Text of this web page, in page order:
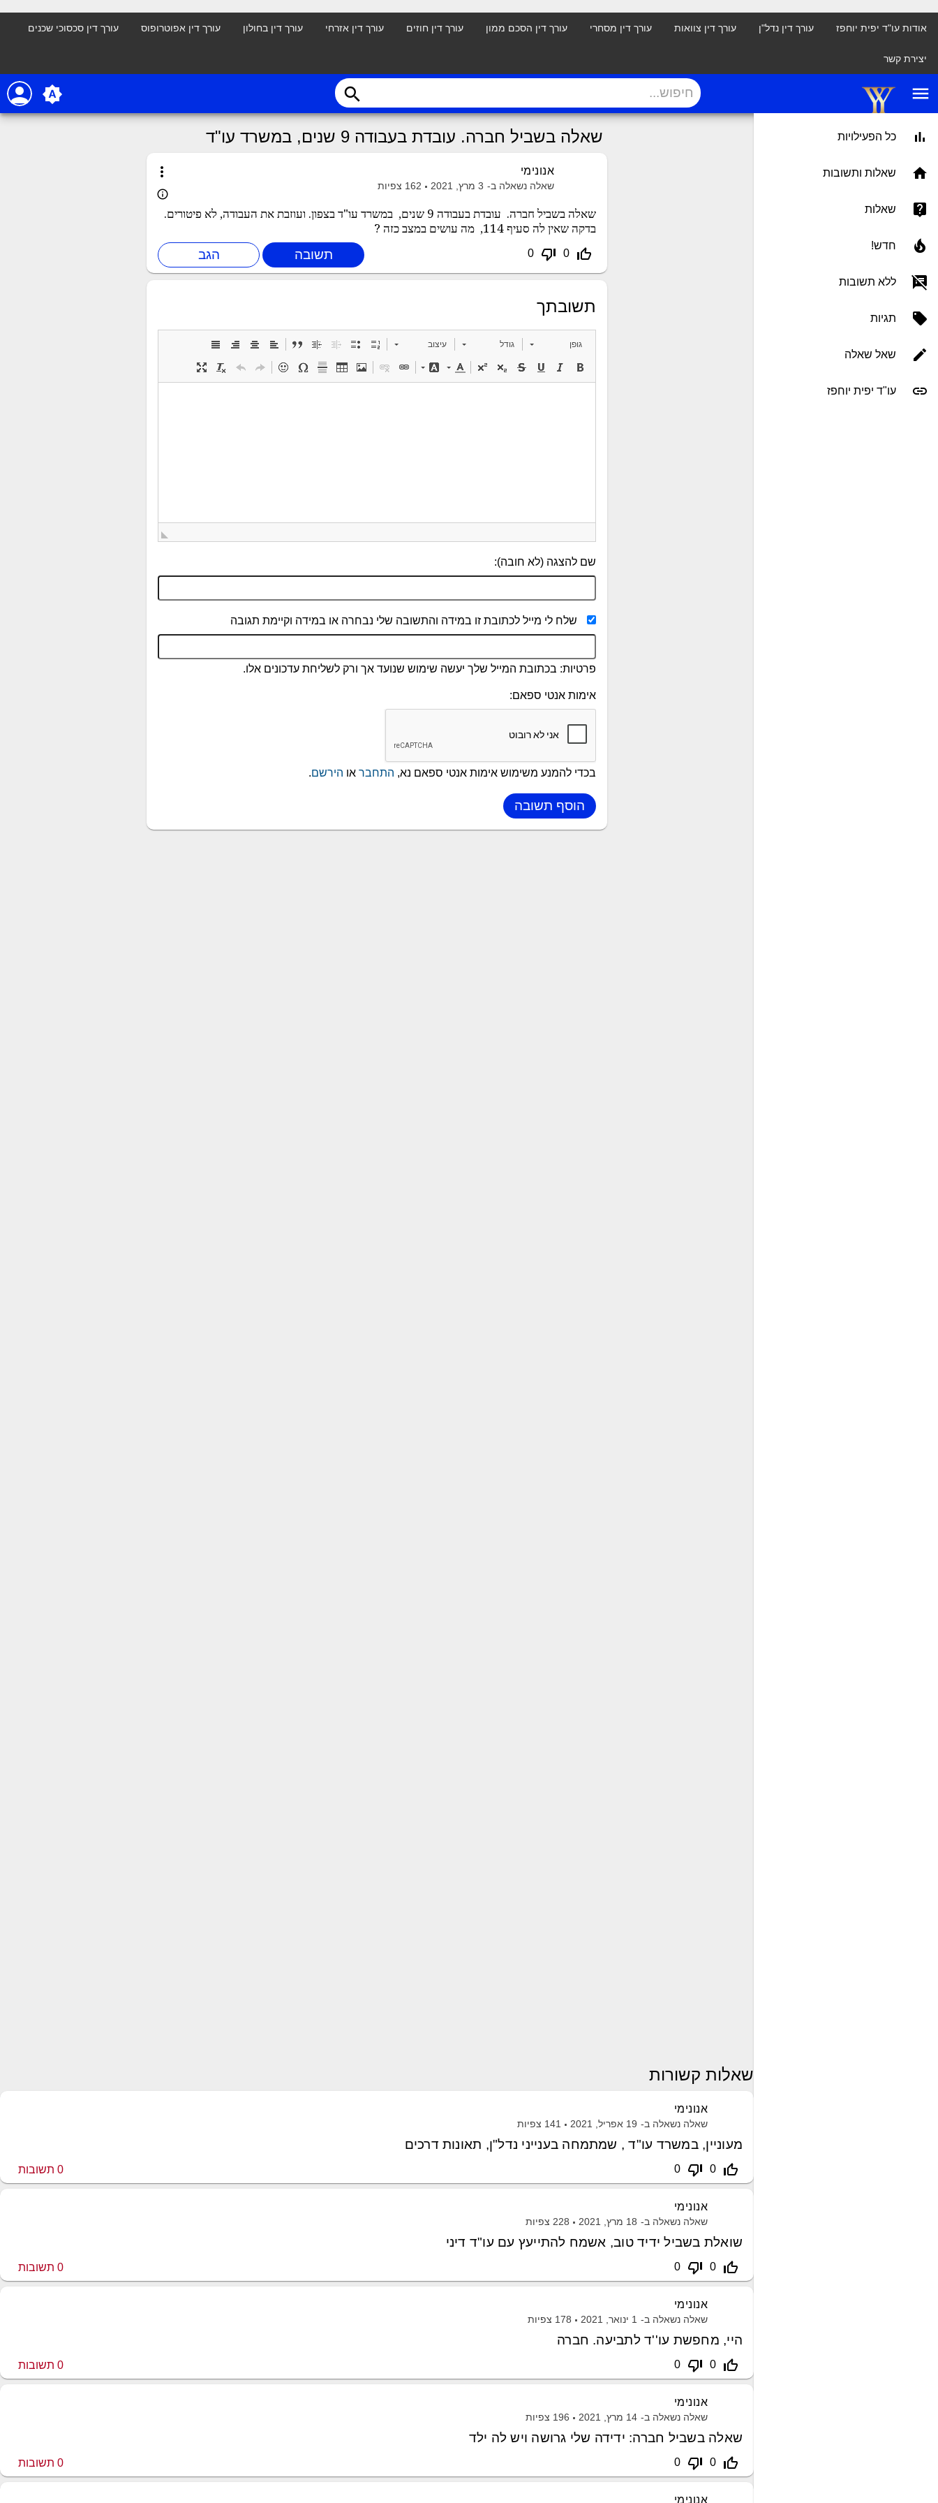
אודות עו"ד יפית יוחפז עורך דין נדל"ן עורך דין צוואות עורך דין מסחרי עורך דין הסכם ממון עורך דין חוזים עורך דין אזרחי עורך דין בחולון עורך דין אפוטרופוס עורך דין סכסוכי שכנים
יצירת קשר
menu
person search
brightness_auto
כל הפעילויות
שאלות ותשובות
שאלות
חדש!
ללא תשובות
תגיות
שאל שאלה
עו"ד יפית יוחפז
שאלה בשביל חברה. עובדת בעבודה 9 שנים, במשרד עו"ד
more_vert אנונימי
שאלה נשאלה ב- 3 מרץ, 2021 162 צפיות
info_outline
שאלה בשביל חברה. עובדת בעבודה 9 שנים, במשרד עו"ד בצפון. ועוזבת את העבודה, לא פיטורים.
בדקה שאין לה סעיף 114, מה עושים במצב כזה ?
thumb_up_off_alt
0
thumb_down_off_alt
0
תשובתך
גופן גודל עיצוב
שם להצגה (לא חובה):
שלח לי מייל לכתובת זו במידה והתשובה שלי נבחרה או במידה וקיימת תגובה
פרטיות: בכתובת המייל שלך יעשה שימוש שנועד אך ורק לשליחת עדכונים אלו.
אימות אנטי ספאם:
בכדי להמנע משימוש אימות אנטי ספאם נא, התחבר או הירשם.
שאלות קשורות
אנונימי
שאלה נשאלה ב- 19 אפריל, 2021 141 צפיות
מעוניין, במשרד עו"ד , שמתמחה בענייני נדל"ן, תאונות דרכים
thumb_up_off_alt
0
thumb_down_off_alt
0
0 תשובות
אנונימי
שאלה נשאלה ב- 18 מרץ, 2021 228 צפיות
שואלת בשביל ידיד טוב, אשמח להתייעץ עם עו"ד דיני
thumb_up_off_alt
0
thumb_down_off_alt
0
0 תשובות
אנונימי
שאלה נשאלה ב- 1 ינואר, 2021 178 צפיות
היי, מחפשת עו''ד לתביעה. חברה
thumb_up_off_alt
0
thumb_down_off_alt
0
0 תשובות
אנונימי
שאלה נשאלה ב- 14 מרץ, 2021 196 צפיות
שאלה בשביל חברה: ידידה שלי גרושה ויש לה ילד
thumb_up_off_alt
0
thumb_down_off_alt
0
0 תשובות
אנונימי